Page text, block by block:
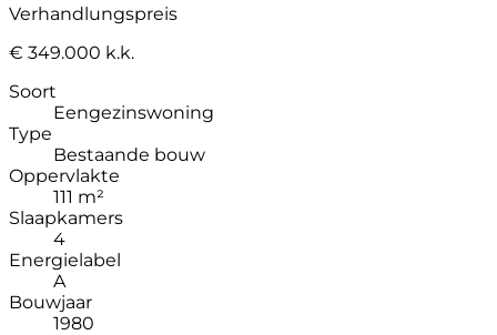
Verhandlungspreis
€ 349.000 k.k.
Soort
Eengezinswoning
Type
Bestaande bouw
Oppervlakte
111 m²
Slaapkamers
4
Energielabel
A
Bouwjaar
1980